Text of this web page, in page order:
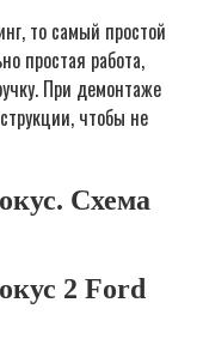
то самый простой
простая работа,
При демонтаже
чтобы не
Схема
2 Ford